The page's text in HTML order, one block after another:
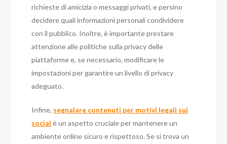
richieste di amicizia o messaggi privati, e persino
decidere quali informazioni personali condividere
con il pubblico. Inoltre, è importante prestare
attenzione alle politiche sulla privacy delle
piattaforme e, se necessario, modificare le
impostazioni per garantire un livello di privacy
adeguato.
Infine, segnalare contenuti per motivi legali sui
social è un aspetto cruciale per mantenere un
ambiente online sicuro e rispettoso. Se si trova un